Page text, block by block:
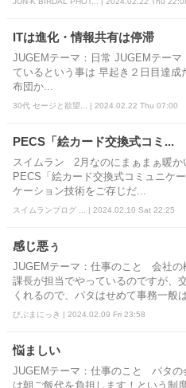
ITは進化・情報共有は停滞
JUGEMテーマ：日常 JUGEMテー
ているという事は 早起き２日目達
布団か...
30代 セージと欲望... | 2024.02.22 Thu 07:00
PECS「絵カード交換式コミ...
スイムラン 2月なのにまぁまぁ暖
PECS「絵カード交換式コミュニケ
ケーション技術をご存じだ...
スイムランブログ ... | 2024.02.10 Sat 22:25
感じ悪ぅ
JUGEMテーマ：仕事のこと 会社の
課長が担当でやっているのですが、
くれるので、パタはせめて事務一般
びぶまにっき | 2024.02.09 Fri 23:58
悩ましい
JUGEMテーマ：仕事のこと パタの
は朝ご飯代を負担します！という制